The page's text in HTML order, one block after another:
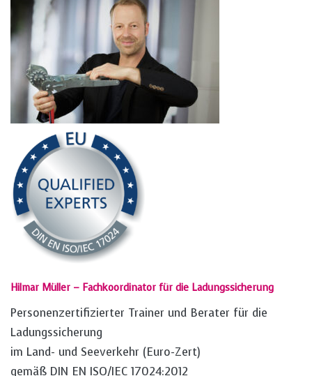
Hilmar Müller – Fachkoordinator für die Ladungssicherung
Personenzertifizierter Trainer und Berater für die
Ladungssicherung
im Land- und Seeverkehr (Euro-Zert)
gemäß DIN EN ISO/IEC 17024:2012